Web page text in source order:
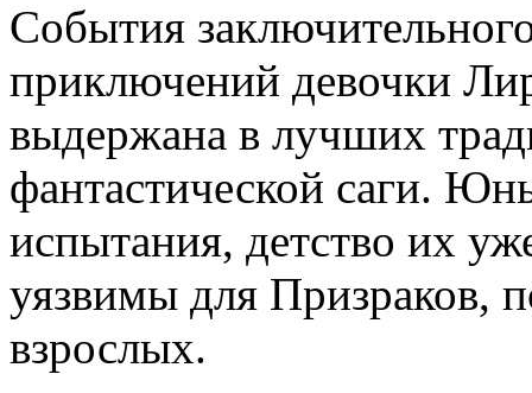
События
приключений девочки
выдержана в лучших
фантастической саги.
испытания, детство их
уязвимы для Призраков,
взрослых.